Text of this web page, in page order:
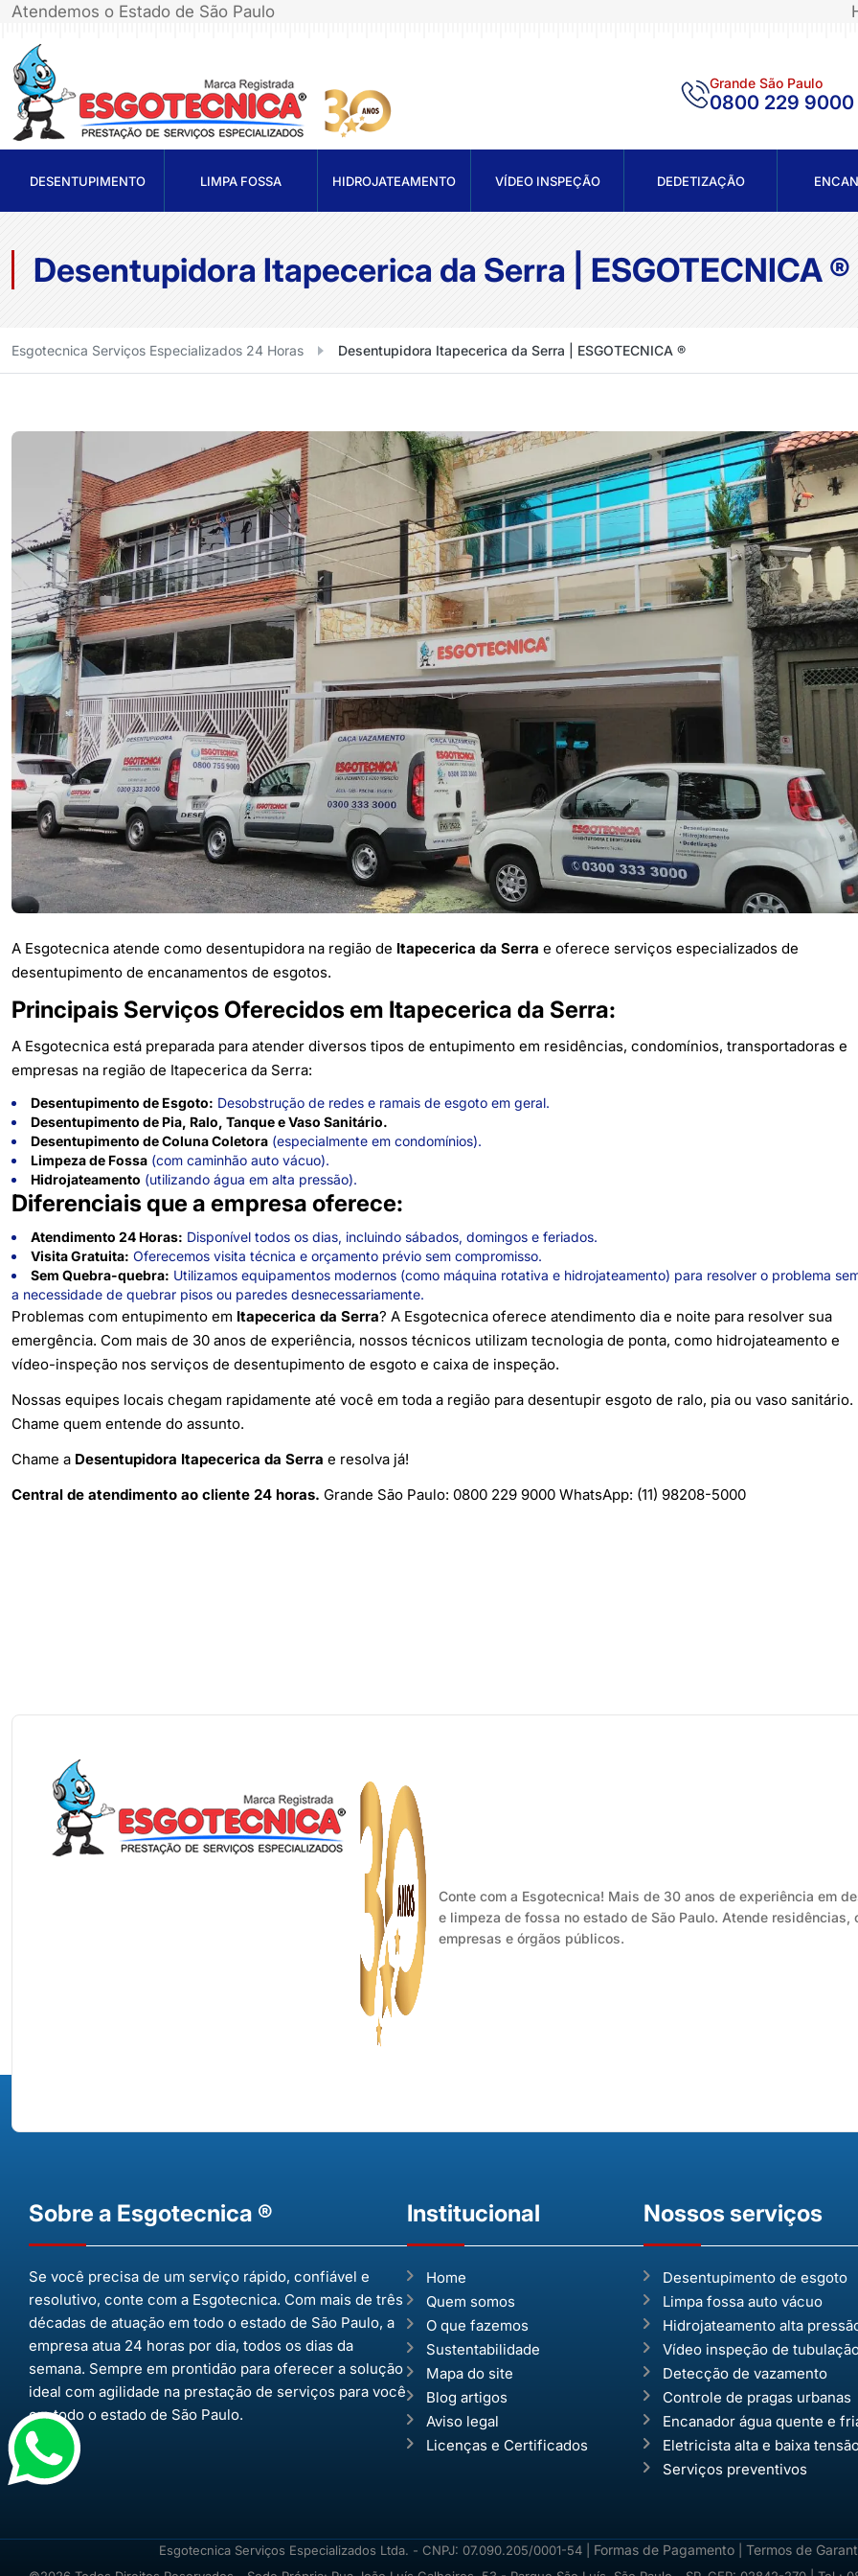
Atendemos o Estado de São Paulo
Grande São Paulo
0800 229 9000
DESENTUPIMENTO LIMPA FOSSA HIDROJATEAMENTO VÍDEO INSPEÇÃO DEDETIZAÇÃO
Desentupidora Itapecerica da Serra | ESGOTECNICA ®
Esgotecnica Serviços Especializados 24 Horas Desentupidora Itapecerica da Serra | ESGOTECNICA ®
A Esgotecnica atende como desentupidora na região de Itapecerica da Serra e oferece serviços especializados de
desentupimento de encanamentos de esgotos.
Principais Serviços Oferecidos em Itapecerica da Serra:
A Esgotecnica está preparada para atender diversos tipos de entupimento em residências, condomínios, transportadoras e
empresas na região de Itapecerica da Serra:
Desentupimento de Esgoto: Desobstrução de redes e ramais de esgoto em geral.
Desentupimento de Pia, Ralo, Tanque e Vaso Sanitário.
Desentupimento de Coluna Coletora (especialmente em condomínios).
Limpeza de Fossa (com caminhão auto vácuo).
Hidrojateamento (utilizando água em alta pressão).
Diferenciais que a empresa oferece:
Atendimento 24 Horas: Disponível todos os dias, incluindo sábados, domingos e feriados.
Visita Gratuita: Oferecemos visita técnica e orçamento prévio sem compromisso.
Sem Quebra-quebra: Utilizamos equipamentos modernos (como máquina rotativa e hidrojateamento) para resolver o problema
a necessidade de quebrar pisos ou paredes desnecessariamente.
Problemas com entupimento em Itapecerica da Serra? A Esgotecnica oferece atendimento dia e noite para resolver sua
emergência. Com mais de 30 anos de experiência, nossos técnicos utilizam tecnologia de ponta, como hidrojateamento e
vídeo-inspeção nos serviços de desentupimento de esgoto e caixa de inspeção.
Nossas equipes locais chegam rapidamente até você em toda a região para desentupir esgoto de ralo, pia ou vaso sanitário.
Chame quem entende do assunto.
Chame a Desentupidora Itapecerica da Serra e resolva já!
Central de atendimento ao cliente 24 horas. Grande São Paulo: 0800 229 9000 WhatsApp: (11) 98208-5000
Conte com a Esgotecnica! Mais de 30 anos de experiência em
e limpeza de fossa no estado de São Paulo. Atende residências,
empresas e órgãos públicos.
Sobre a Esgotecnica ®
Se você precisa de um serviço rápido, confiável e
resolutivo, conte com a Esgotecnica. Com mais de três
décadas de atuação em todo o estado de São Paulo, a
empresa atua 24 horas por dia, todos os dias da
semana. Sempre em prontidão para oferecer a solução
ideal com agilidade na prestação de serviços para você
em todo o estado de São Paulo.
Institucional
Home
Quem somos
O que fazemos
Sustentabilidade
Mapa do site
Blog artigos
Aviso legal
Licenças e Certificados
Nossos serviços
Desentupimento de esgoto
Limpa fossa auto vácuo
Hidrojateamento alta
Vídeo inspeção de
Detecção de vazamento
Controle de pragas urbanas
Encanador água quente e
Eletricista alta e baixa
Serviços preventivos
Esgotecnica Serviços Especializados Ltda. - CNPJ: 07.090.205/0001-54 | Formas de Pagamento Termos de